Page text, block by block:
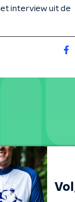
interview uit de